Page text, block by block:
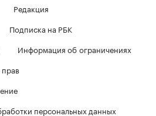
Редакция
Подписка на РБК
Информация об ограничениях
персональных данных